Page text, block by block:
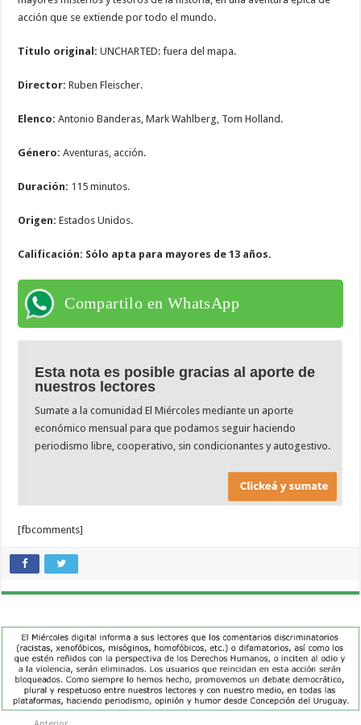
acción que se extiende por todo el mundo.
Título original: UNCHARTED: fuera del mapa.
Director: Ruben Fleischer.
​Elenco:Antonio Banderas, Mark Wahlberg, Tom Holland.
Género: Aventuras, acción.
Duración: 115 minutos.
Origen:Estados Unidos.
Calificación: Sólo apta para mayores de 13 años.
Compartilo en WhatsApp
Esta nota es posible gracias al aporte de
nuestros lectores
Sumate a la comunidad El Miércoles mediante un aporte
económico mensual para que podamos seguir haciendo
periodismo libre, cooperativo, sin condicionantes y autogestivo.
[fbcomments]